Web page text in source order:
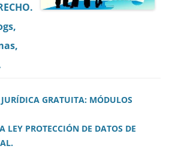
GRATUITA: MÓDULOS
LEY PROTECCIÓN DE DATOS DE